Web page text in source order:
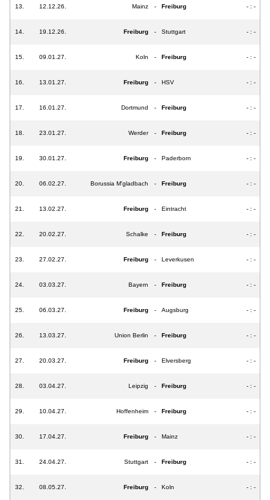
13. 12.12.26. Mainz - Freiburg - : -
14. 19.12.26. Freiburg - Stuttgart - : -
15. 09.01.27. Koln - Freiburg - : -
16. 13.01.27. Freiburg - HSV - : -
17. 16.01.27. Dortmund - Freiburg - : -
18. 23.01.27. Werder - Freiburg - : -
19. 30.01.27. Freiburg - Paderborn - : -
20. 06.02.27. Borussia M'gladbach - Freiburg - : -
21. 13.02.27. Freiburg - Eintracht - : -
22. 20.02.27. Schalke - Freiburg - : -
23. 27.02.27. Freiburg - Leverkusen - : -
24. 03.03.27. Bayern - Freiburg - : -
25. 06.03.27. Freiburg - Augsburg - : -
26. 13.03.27. Union Berlin - Freiburg - : -
27. 20.03.27. Freiburg - Elversberg - : -
28. 03.04.27. Leipzig - Freiburg - : -
29. 10.04.27. Hoffenheim - Freiburg - : -
30. 17.04.27. Freiburg - Mainz - : -
31. 24.04.27. Stuttgart - Freiburg - : -
32. 08.05.27. Freiburg - Koln - : -